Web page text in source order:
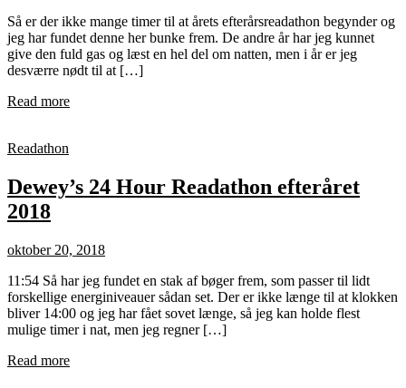
Så er der ikke mange timer til at årets efterårsreadathon begynder og
jeg har fundet denne her bunke frem. De andre år har jeg kunnet
give den fuld gas og læst en hel del om natten, men i år er jeg
desværre nødt til at […]
Read more
Readathon
Dewey’s 24 Hour Readathon efteråret
2018
oktober 20, 2018
11:54 Så har jeg fundet en stak af bøger frem, som passer til lidt
forskellige energiniveauer sådan set. Der er ikke længe til at klokken
bliver 14:00 og jeg har fået sovet længe, så jeg kan holde flest
mulige timer i nat, men jeg regner […]
Read more